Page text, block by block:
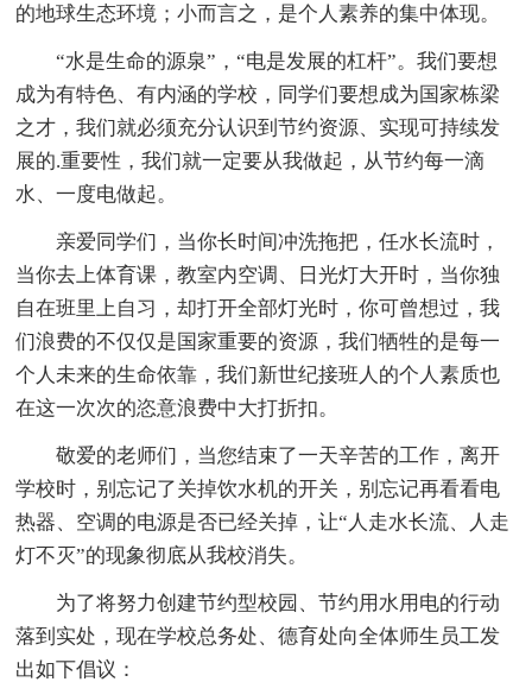
的地球生态环境；小而言之，是个人素养的集中体现。
“水是生命的源泉”，“电是发展的杠杆”。我们要想
成为有特色、有内涵的学校，同学们要想成为国家栋梁
之才，我们就必须充分认识到节约资源、实现可持续发
展的.重要性，我们就一定要从我做起，从节约每一滴
水、一度电做起。
亲爱同学们，当你长时间冲洗拖把，任水长流时，
当你去上体育课，教室内空调、日光灯大开时，当你独
自在班里上自习，却打开全部灯光时，你可曾想过，我
们浪费的不仅仅是国家重要的资源，我们牺牲的是每一
个人未来的生命依靠，我们新世纪接班人的个人素质也
在这一次次的恣意浪费中大打折扣。
敬爱的老师们，当您结束了一天辛苦的工作，离开
学校时，别忘记了关掉饮水机的开关，别忘记再看看电
热器、空调的电源是否已经关掉，让“人走水长流、人走
灯不灭”的现象彻底从我校消失。
为了将努力创建节约型校园、节约用水用电的行动
落到实处，现在学校总务处、德育处向全体师生员工发
出如下倡议：